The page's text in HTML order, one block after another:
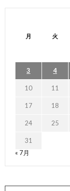
月 火
3 4
10 11
17 18
24 25
31
« 7月